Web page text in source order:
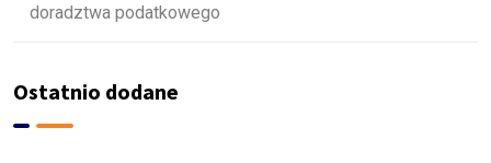
doradztwa podatkowego
Ostatnio dodane